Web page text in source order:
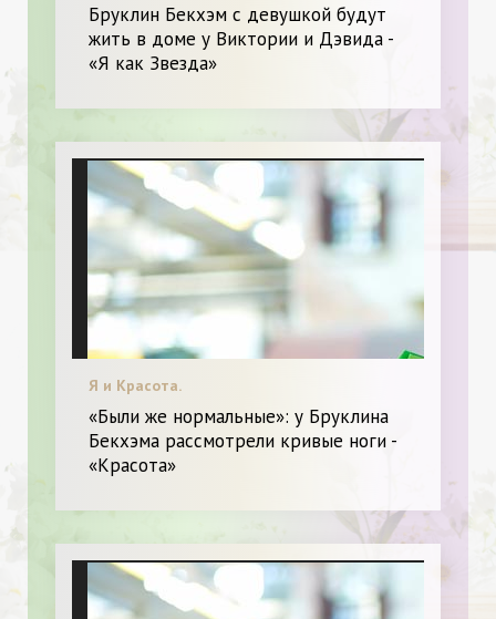
Бруклин Бекхэм с девушкой будут
жить в доме у Виктории и Дэвида -
«Я как Звезда»
Я и Красота.
«Были же нормальные»: у Бруклина
Бекхэма рассмотрели кривые ноги -
«Красота»